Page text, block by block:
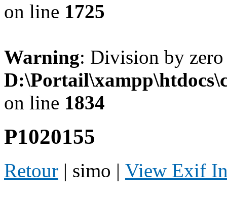
on line 1725
Warning: Division by
on line 1834
P1020155
Retour | simo | View Exif